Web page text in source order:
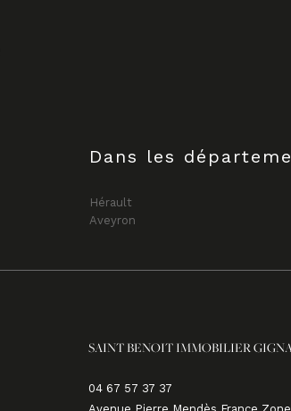
Dans les
Hérault
Aveyron
SAINT BENOIT IMMOBILIER
04 67 57 37 37
Avenue Pierre Mendès France